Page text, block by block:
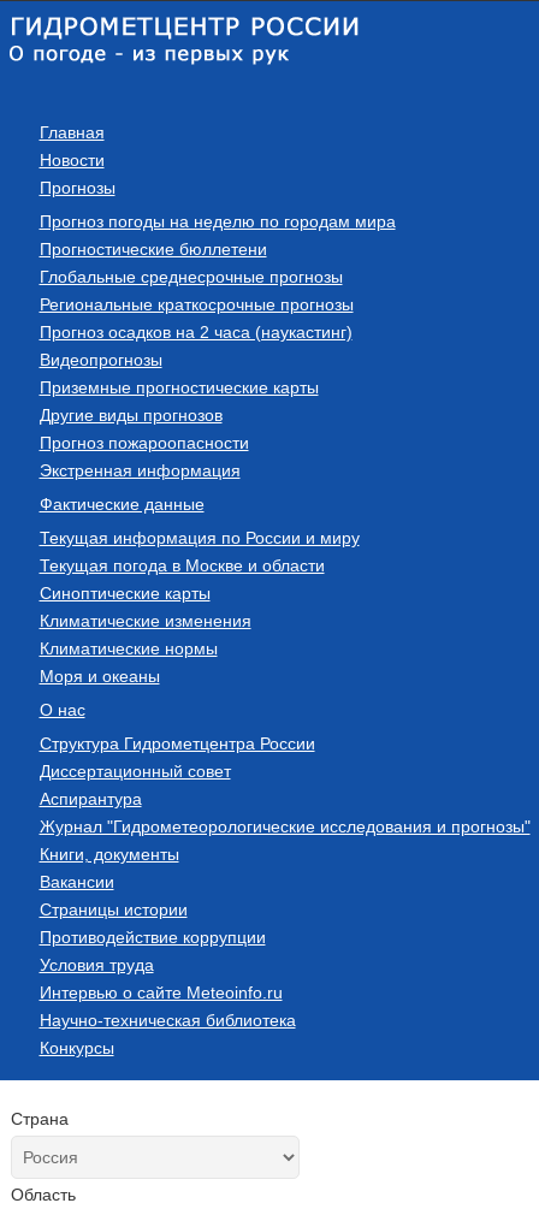
Главная
Новости
Прогнозы
Прогноз погоды на неделю по городам мира
Прогностические бюллетени
Глобальные среднесрочные прогнозы
Региональные краткосрочные прогнозы
Прогноз осадков на 2 часа (наукастинг)
Видеопрогнозы
Приземные прогностические карты
Другие виды прогнозов
Прогноз пожароопасности
Экстренная информация
Фактические данные
Текущая информация по России и миру
Текущая погода в Москве и области
Синоптические карты
Климатические изменения
Климатические нормы
Моря и океаны
О нас
Структура Гидрометцентра России
Диссертационный совет
Аспирантура
Журнал "Гидрометеорологические исследования и прогнозы"
Книги, документы
Вакансии
Страницы истории
Противодействие коррупции
Условия труда
Интервью о сайте Meteoinfo.ru
Научно-техническая библиотека
Конкурсы
Страна
Область